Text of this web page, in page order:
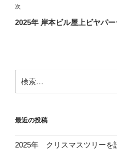
ビ
ゲ
ン
稿
次
の
次
2025年 岸本ビル屋上ビヤパ
索:
最近の投稿
2025年 クリスマスツリーを